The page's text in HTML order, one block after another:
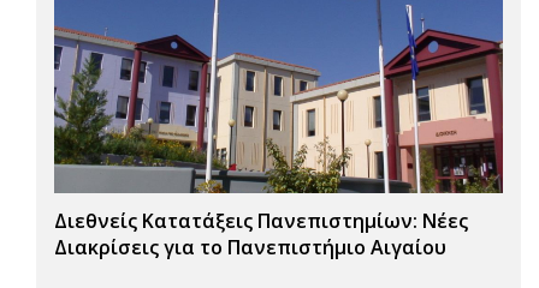
Διεθνείς Κατατάξεις Πανεπιστημίων: Νέες
Διακρίσεις για το Πανεπιστήμιο Αιγαίου